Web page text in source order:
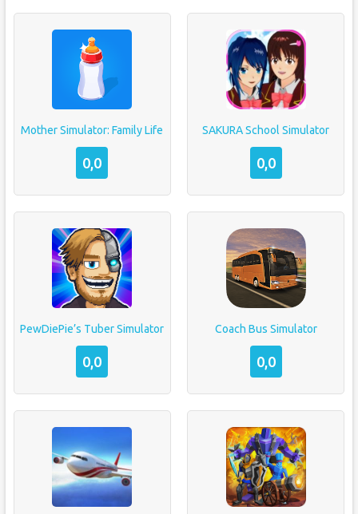
Mother Simulator: Family Life
0,0
SAKURA School Simulator
0,0
PewDiePie’s Tuber Simulator
0,0
Coach Bus Simulator
0,0